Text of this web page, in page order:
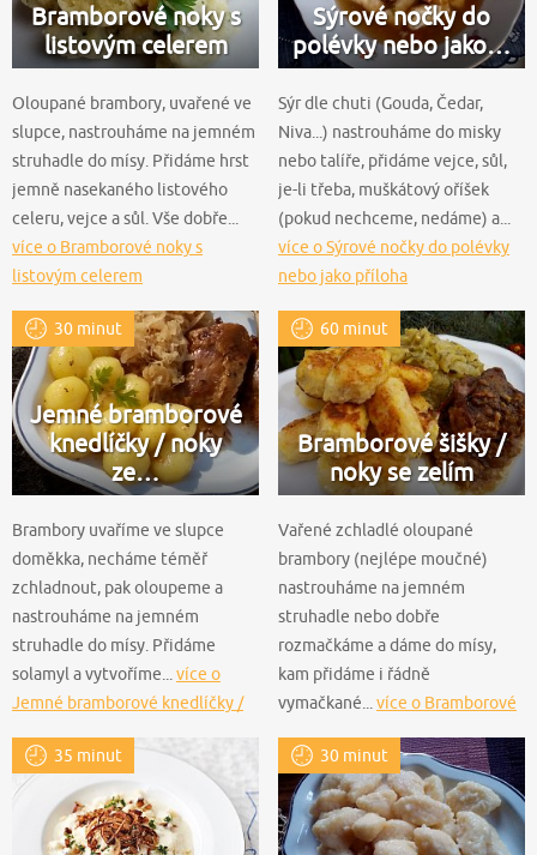
Bramborové noky s
listovým celerem
Oloupané brambory, uvařené ve
slupce, nastrouháme na jemném
struhadle do mísy. Přidáme hrst
jemně nasekaného listového
celeru, vejce a sůl. Vše dobře...
více o Bramborové noky s
listovým celerem
Sýrové nočky do
polévky nebo jako…
Sýr dle chuti (Gouda, Čedar,
Niva...) nastrouháme do misky
nebo talíře, přidáme vejce, sůl,
je-li třeba, muškátový oříšek
(pokud nechceme, nedáme) a...
více o Sýrové nočky do polévky
nebo jako příloha
30 minut
Jemné bramborové
knedlíčky / noky
ze…
Brambory uvaříme ve slupce
doměkka, necháme téměř
zchladnout, pak oloupeme a
nastrouháme na jemném
struhadle do mísy. Přidáme
solamyl a vytvoříme... více o
Jemné bramborové knedlíčky /
60 minut
Bramborové šišky /
noky se zelím
Vařené zchladlé oloupané
brambory (nejlépe moučné)
nastrouháme na jemném
struhadle nebo dobře
rozmačkáme a dáme do mísy,
kam přidáme i řádně
vymačkané... více o Bramborové
35 minut
30 minut